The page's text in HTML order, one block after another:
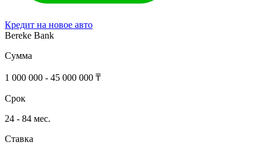
Кредит на новое авто
Bereke Bank
Сумма
1 000 000 - 45 000 000 ₸
Срок
24 - 84 мес.
Ставка